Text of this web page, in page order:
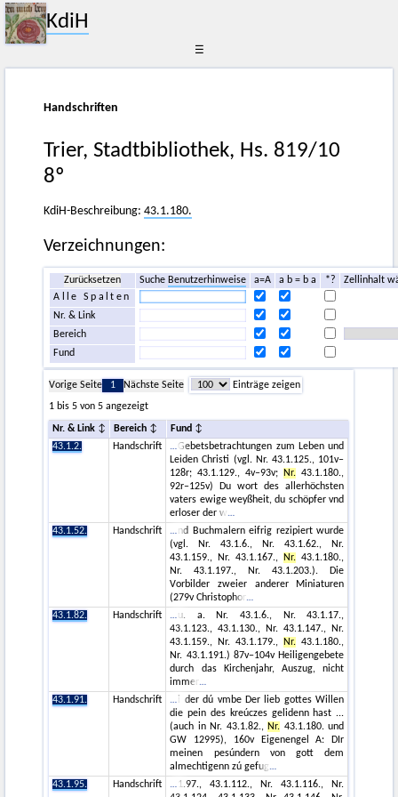
KdiH
☰
Handschriften
Trier, Stadtbibliothek, Hs. 819/10
8º
KdiH-Beschreibung:43.1.180.
Verzeichnungen:
Zurücksetzen Suche Benutzerhinweise a=A a b = b a *?
Zellinhalt
Alle Spalten
Nr. & Link
Bereich
Fund
Vorige Seite 1 Nächste Seite
Einträge zeigen
1 bis 5 von 5 angezeigt
Nr. & Link Bereich
Fund
43.1.2.
Handschrift
Gebetsbetrachtungen zum Leben und
Leiden Christi (vgl. Nr. 43.1.125., 101v–
128r; 43.1.129., 4v–93v; Nr. 43.1.180.,
92r–125v) Du wort des allerhöchsten
vaters ewige weyßheit, du schöpfer vnd
erloser der w
43.1.52.
Handschrift
nd Buchmalern eifrig rezipiert wurde
(vgl. Nr. 43.1.6., Nr. 43.1.62., Nr.
43.1.159., Nr. 43.1.167., Nr. 43.1.180.,
Nr. 43.1.197., Nr. 43.1.203.). Die
Vorbilder zweier anderer Miniaturen
(279v Christophor
43.1.82.
Handschrift
u. a. Nr. 43.1.6., Nr. 43.1.17.,
43.1.123., 43.1.130., Nr. 43.1.147., Nr.
43.1.159., Nr. 43.1.179., Nr. 43.1.180.,
Nr. 43.1.191.) 87v−104v Heiligengebete
durch das Kirchenjahr, Auszug, nicht
immer
43.1.91.
Handschrift
i der dú vmbe Der lieb gottes Willen
die pein des kreúczes gelidenn hast ...
(auch in Nr. 43.1.82., Nr. 43.1.180. und
GW 12995), 160v Eigenengel A: DIr
meinen pesúndern von gott dem
almechtigenn zú gefug
43.1.95.
Handschrift
1.97., 43.1.112., Nr. 43.1.116., Nr.